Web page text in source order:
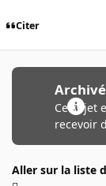
Citer
Archivé
Ce sujet
recevoir
Aller sur la liste